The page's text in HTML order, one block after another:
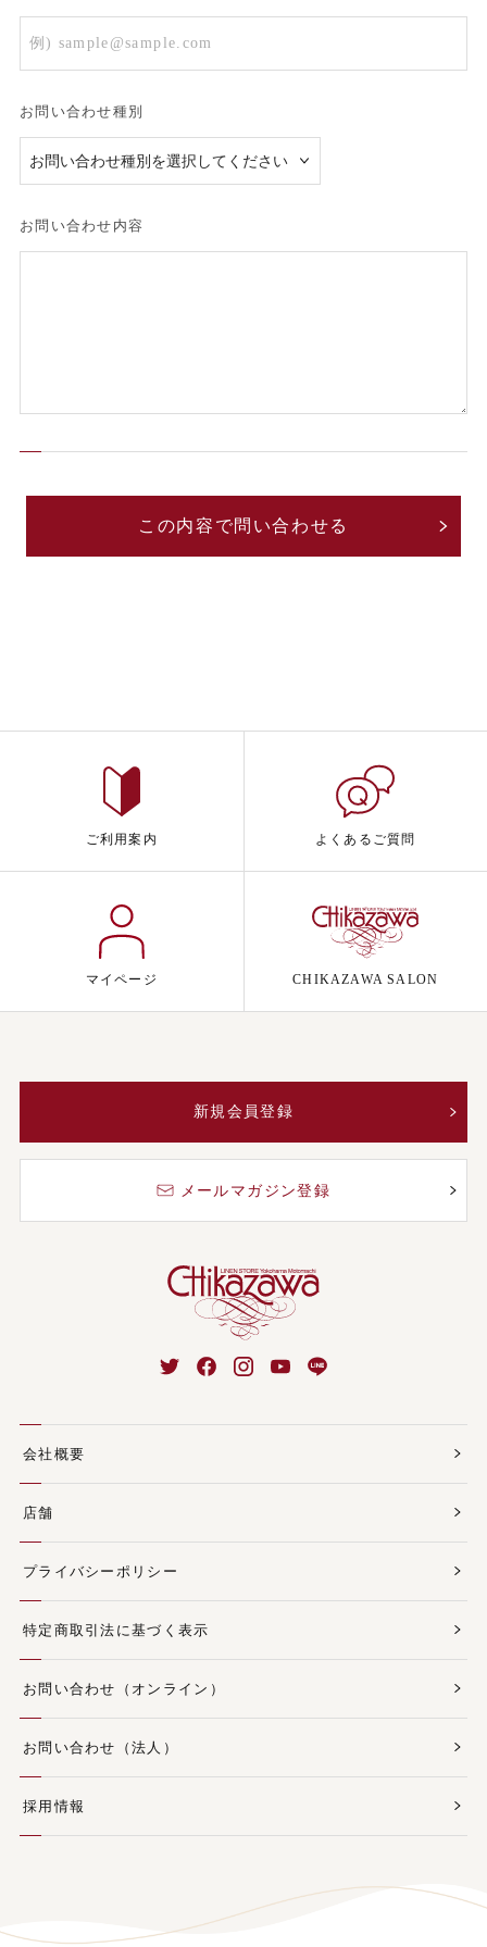
お問い合わせ種別
お問い合わせ内容
ご利用案内 よくあるご質問
マイページ CHIKAZAWA SALON
新規会員登録
メールマガジン登録
会社概要
店舗
プライバシーポリシー
特定商取引法に基づく表示
お問い合わせ（オンライン）
お問い合わせ（法人）
採用情報